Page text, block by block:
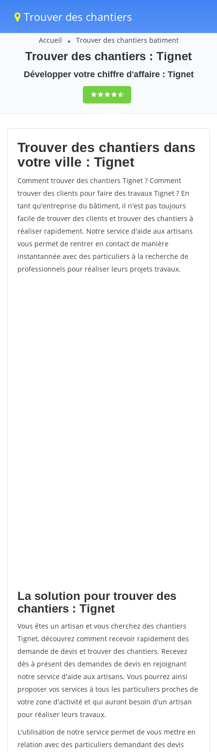
Trouver des chantiers
Accueil Trouver des chantiers batiment
Trouver des chantiers : Tignet
Développer votre chiffre d'affaire : Tignet
9,5(100%)54
votes
Trouver des chantiers dans
votre ville : Tignet
Comment trouver des chantiers Tignet ? Comment
trouver des clients pour faire des travaux Tignet ? En
tant qu'entreprise du bâtiment, il n'est pas toujours
facile de trouver des clients et trouver des chantiers à
réaliser rapidement. Notre service d'aide aux artisans
vous permet de rentrer en contact de manière
instantannée avec des particuliers à la recherche de
professionnels pour réaliser leurs projets travaux.
La solution pour trouver des
chantiers : Tignet
Vous êtes un artisan et vous cherchez des chantiers
Tignet, découvrez comment recevoir rapidement des
demande de devis et trouver des chantiers. Recevez
dès à présent des demandes de devis en rejoignant
notre service d'aide aux artisans. Vous pourrez ainsi
proposer vos services à tous les particuliers proches de
votre zone d'activité et qui auront besoin d'un artisan
pour réaliser leurs travaux.
L'utilisation de notre service permet de vous mettre en
relation avec des particuliers demandant des devis